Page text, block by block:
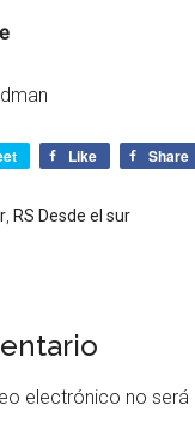
Like Share
, RS Desde el sur
electrónico no será